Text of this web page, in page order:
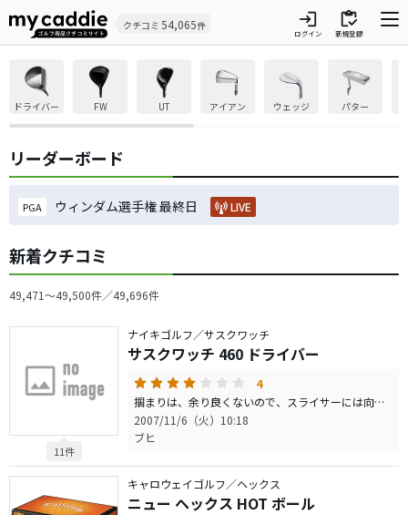
クチコミ 54,065件 login
ログイン
inventory
新規登録
ドライバー FW UT アイアン ウェッジ パター
リーダーボード
PGA ウィンダム選手権 最終日 LIVE
新着クチコミ
49,471〜49,500件／49,696件
11件
ナイキゴルフ／サスクワッチ
サスクワッチ 460 ドライバー
4
掴まりは、余り良くないので、スライサーには向いていないと思います。 基本的にヘッドを操作するタイプのクラブではないので、何も考えずに振れて、なおかつ左へのミスに悩んでいる人に向いているのではないでしょうか。
2007/11/6（火）10:18
ブヒ
キャロウェイゴルフ／ヘックス
ニュー ヘックス HOT ボール